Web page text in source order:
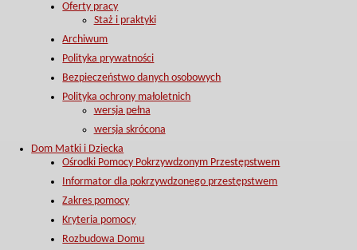
Oferty pracy
Staż i praktyki
Archiwum
Polityka prywatności
Bezpieczeństwo danych osobowych
Polityka ochrony małoletnich
wersja pełna
wersja skrócona
Dom Matki i Dziecka
Ośrodki Pomocy Pokrzywdzonym Przestępstwem
Informator dla pokrzywdzonego przestępstwem
Zakres pomocy
Kryteria pomocy
Rozbudowa Domu